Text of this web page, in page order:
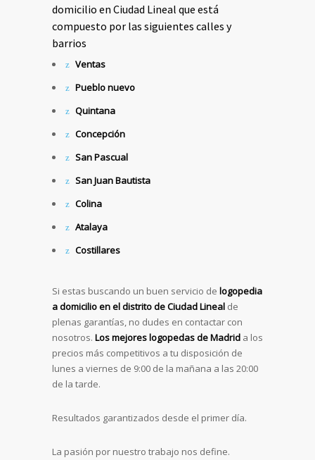
domicilio en Ciudad Lineal que está
compuesto por las siguientes calles y
barrios
Ventas
Pueblo nuevo
Quintana
Concepción
San Pascual
San Juan Bautista
Colina
Atalaya
Costillares
Si estas buscando un buen servicio de logopedia
a domicilio en el distrito deCiudad Lineal de
plenas garantías, no dudes en contactar con
nosotros. Los mejores logopedas de Madrid a los
precios más competitivos a tu disposición de
lunes a viernes de 9:00 de la mañana a las 20:00
de la tarde.
Resultados garantizados desde el primer día.
La pasión por nuestro trabajo nos define.